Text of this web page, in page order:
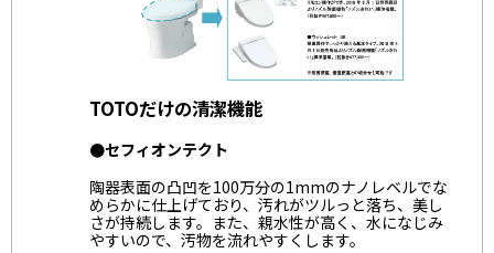
TOTOだけの清潔機能
●セフィオンテクト
陶器表面の凸凹を100万分の1mmのナノレベルでな
めらかに仕上げており、汚れがツルっと落ち、美し
さが持続します。また、親水性が高く、水になじみ
やすいので、汚物を流れやすくします。